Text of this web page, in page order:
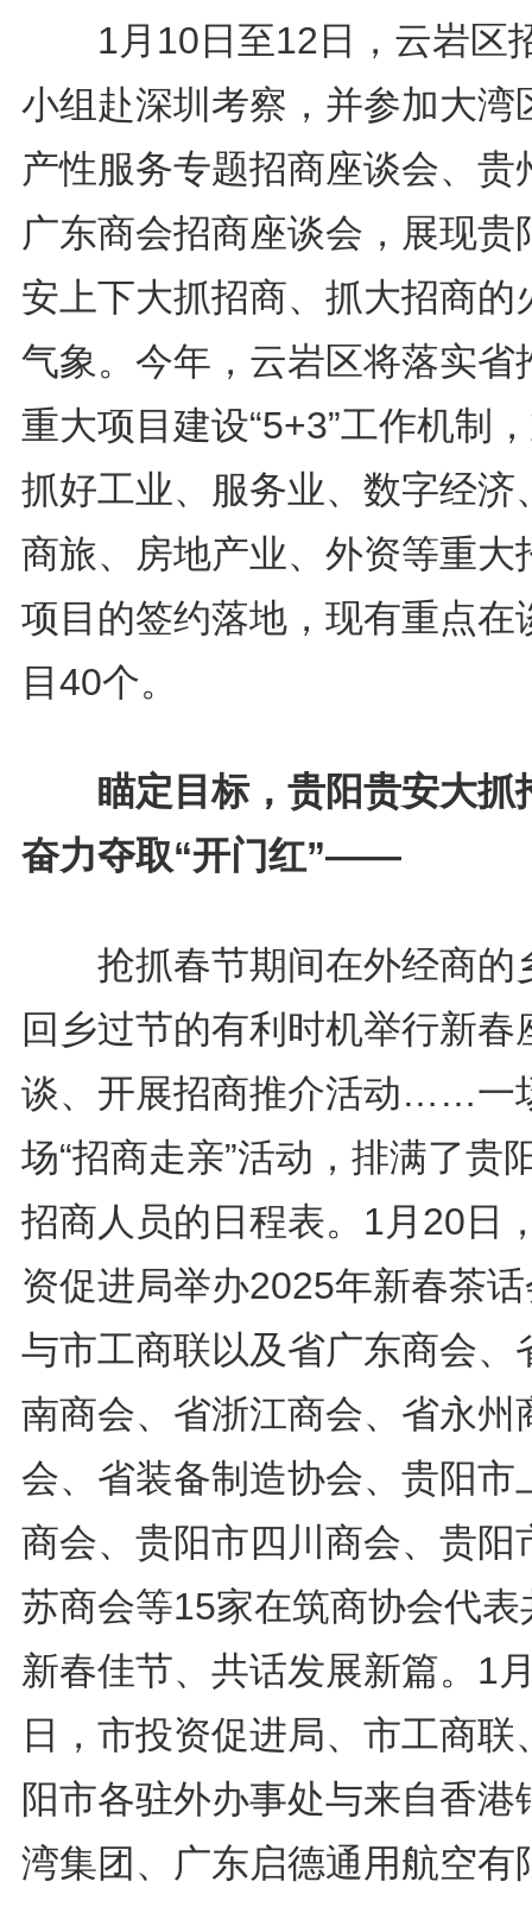
1月10日至12日，云岩区
小组赴深圳考察，并参加大湾
产性服务专题招商座谈会、贵
广东商会招商座谈会，展现贵
安上下大抓招商、抓大招商的
气象。今年，云岩区将落实省
重大项目建设“5+3”工作机制
抓好工业、服务业、数字经济
商旅、房地产业、外资等重大
项目的签约落地，现有重点在
目40个。
瞄定目标，贵阳贵安大抓
奋力夺取“开门红”——
抢抓春节期间在外经商的
回乡过节的有利时机举行新春
谈、开展招商推介活动……一
场“招商走亲”活动，排满了贵
招商人员的日程表。1月20日
资促进局举办2025年新春茶
与市工商联以及省广东商会、
南商会、省浙江商会、省永州
会、省装备制造协会、贵阳市
商会、贵阳市四川商会、贵阳
苏商会等15家在筑商协会代表
新春佳节、共话发展新篇。1
日，市投资促进局、市工商联
阳市各驻外办事处与来自香港
湾集团、广东启德通用航空有